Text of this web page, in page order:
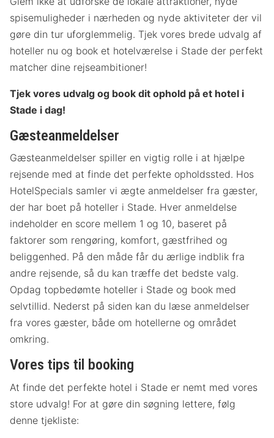
spisemuligheder i nærheden og nyde aktiviteter der vil
gøre din tur uforglemmelig. Tjek vores brede udvalg af
hoteller nu og book et hotelværelse i Stade der perfekt
matcher dine rejseambitioner!
Tjek vores udvalg og book dit ophold på et hotel i
Stade i dag!
Gæsteanmeldelser
Gæsteanmeldelser spiller en vigtig rolle i at hjælpe
rejsende med at finde det perfekte opholdssted. Hos
HotelSpecials samler vi ægte anmeldelser fra gæster,
der har boet på hoteller i Stade. Hver anmeldelse
indeholder en score mellem 1 og 10, baseret på
faktorer som rengøring, komfort, gæstfrihed og
beliggenhed. På den måde får du ærlige indblik fra
andre rejsende, så du kan træffe det bedste valg.
Opdag topbedømte hoteller i Stade og book med
selvtillid. Nederst på siden kan du læse anmeldelser
fra vores gæster, både om hotellerne og området
omkring.
Vores tips til booking
At finde det perfekte hotel i Stade er nemt med vores
store udvalg! For at gøre din søgning lettere, følg
denne tjekliste: